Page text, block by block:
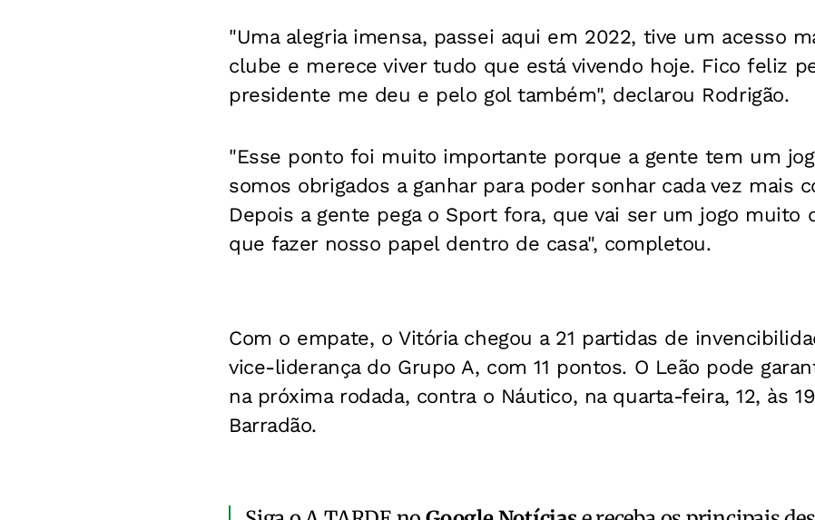
"Uma alegria imensa, passei aqui em 2022, tive um acesso
clube e merece viver tudo que está vivendo hoje. Fico feliz
presidente me deu e pelo gol também", declarou Rodrigão.
"Esse ponto foi muito importante porque a gente tem um
somos obrigados a ganhar para poder sonhar cada vez mais
Depois a gente pega o Sport fora, que vai ser um jogo muito
que fazer nosso papel dentro de casa", completou.
Com o empate, o Vitória chegou a 21 partidas de
vice-liderança do Grupo A, com 11 pontos. O Leão pode
na próxima rodada, contra o Náutico, na quarta-feira, 12, às
Barradão.